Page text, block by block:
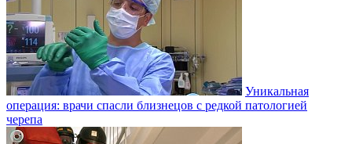
Уникальная
операция: врачи спасли близнецов с редкой патологией
черепа